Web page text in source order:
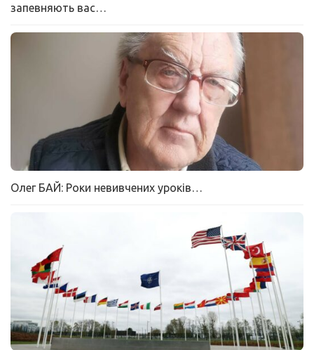
запевняють вас…
Олег БАЙ: Роки невивчених уроків…